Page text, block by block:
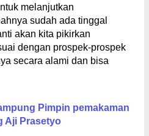
melanjutkan
sudah ada tinggal
akan kita pikirkan
dengan prospek-prospek
secara alami dan bisa
Pimpin pemakaman
Aji Prasetyo